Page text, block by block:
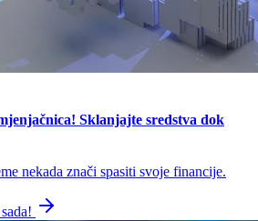
Sklanjajte sredstva dok
nekada znači spasiti svoje financije.